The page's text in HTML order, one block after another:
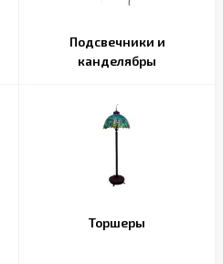
Подсвечники и
канделябры
Торшеры